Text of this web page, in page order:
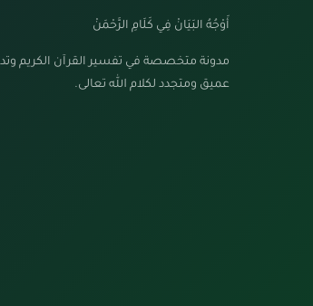
أَوْجُهُ البَيَانْ فِي كَلَامِ الرَّحْمَنْ
مدونة متخصصة في تفسير القرآن الكريم
عميق ومتجدد لكلام الله تعالى.